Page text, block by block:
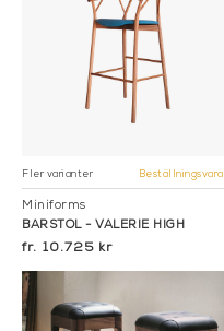
Fler varianter Beställningsvara
Miniforms
BARSTOL - VALERIE HIGH
10.725 kr